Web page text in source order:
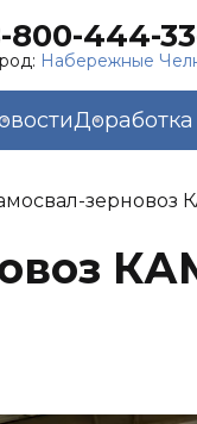
800-444-
Набережные
зерновоз